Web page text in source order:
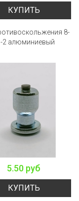
КУПИТЬ
8-
2 алюминиевый
5.50 руб
КУПИТЬ